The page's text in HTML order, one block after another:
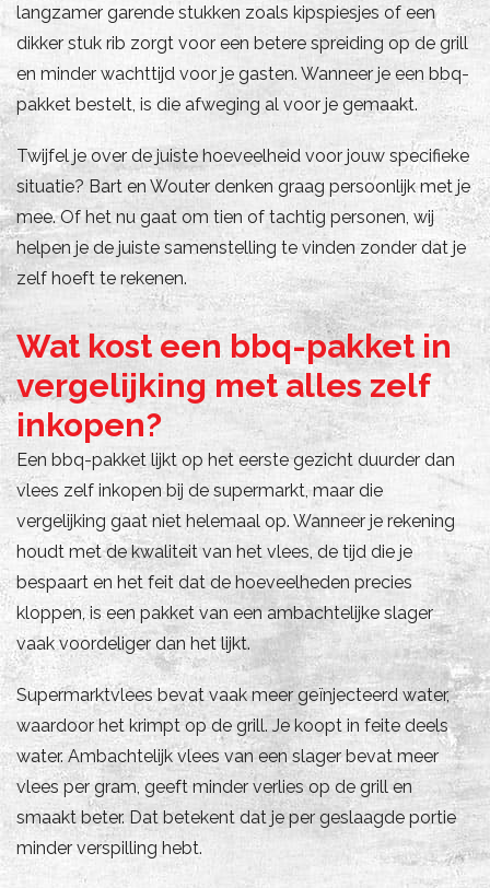
langzamer garende stukken zoals kipspiesjes of een
dikker stuk rib zorgt voor een betere spreiding op de grill
en minder wachttijd voor je gasten. Wanneer je een bbq-
pakket bestelt, is die afweging al voor je gemaakt.
Twijfel je over de juiste hoeveelheid voor jouw specifieke
situatie? Bart en Wouter denken graag persoonlijk met je
mee. Of het nu gaat om tien of tachtig personen, wij
helpen je de juiste samenstelling te vinden zonder dat je
zelf hoeft te rekenen.
Wat kost een bbq-pakket in
vergelijking met alles zelf
inkopen?
Een bbq-pakket lijkt op het eerste gezicht duurder dan
vlees zelf inkopen bij de supermarkt, maar die
vergelijking gaat niet helemaal op. Wanneer je rekening
houdt met de kwaliteit van het vlees, de tijd die je
bespaart en het feit dat de hoeveelheden precies
kloppen, is een pakket van een ambachtelijke slager
vaak voordeliger dan het lijkt.
Supermarktvlees bevat vaak meer geïnjecteerd water,
waardoor het krimpt op de grill. Je koopt in feite deels
water. Ambachtelijk vlees van een slager bevat meer
vlees per gram, geeft minder verlies op de grill en
smaakt beter. Dat betekent dat je per geslaagde portie
minder verspilling hebt.